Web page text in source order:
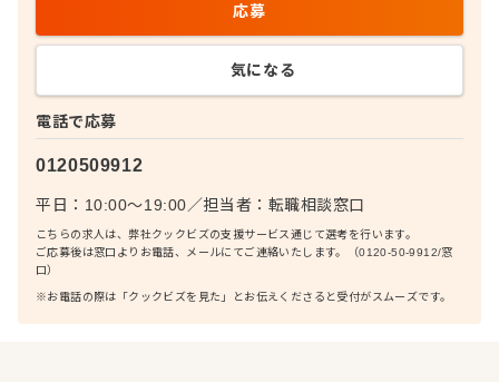
電話で応募
0120509912
平日：10:00〜19:00／担当者： 転職相談窓口
こちらの求人は、弊社クックビズの支援サービス通じて選考を行います。
ご応募後は窓口よりお電話、メールにてご連絡いたします。（0120-50-9912/窓
口）
※お電話の際は「クックビズを見た」とお伝えくださると受付がスムーズです。
応募
気になる